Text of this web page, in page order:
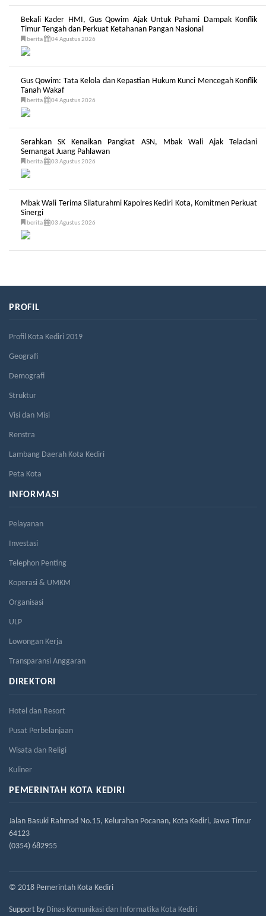
Bekali Kader HMI, Gus Qowim Ajak Untuk Pahami Dampak Konflik
Timur Tengah dan Perkuat Ketahanan Pangan Nasional
berita 04 Agustus 2026
Gus Qowim: Tata Kelola dan Kepastian Hukum Kunci Mencegah Konflik
Tanah Wakaf
berita 04 Agustus 2026
Serahkan SK Kenaikan Pangkat ASN, Mbak Wali Ajak Teladani
Semangat Juang Pahlawan
berita 03 Agustus 2026
Mbak Wali Terima Silaturahmi Kapolres Kediri Kota, Komitmen Perkuat
Sinergi
berita 03 Agustus 2026
PROFIL
Profil Kota Kediri 2019
Geografi
Demografi
Struktur
Visi dan Misi
Renstra
Lambang Daerah Kota Kediri
Peta Kota
INFORMASI
Pelayanan
Investasi
Telephon Penting
Koperasi & UMKM
Organisasi
ULP
Lowongan Kerja
Transparansi Anggaran
DIREKTORI
Hotel dan Resort
Pusat Perbelanjaan
Wisata dan Religi
Kuliner
PEMERINTAH KOTA KEDIRI
Jalan Basuki Rahmad No.15, Kelurahan Pocanan, Kota Kediri, Jawa Timur
64123
(0354) 682955
© 2018 Pemerintah Kota Kediri
Support by Dinas Komunikasi dan Informatika Kota Kediri